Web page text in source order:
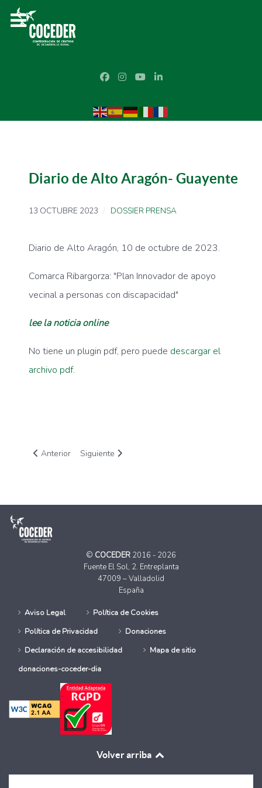
Diario de Alto Aragón- Guayente
13 OCTUBRE 2023 DOSSIER PRENSA
Diario de Alto Aragón, 10 de octubre de 2023.
Comarca Ribargorza: "Plan Innovador de apoyo
vecinal a personas con discapacidad"
lee la noticia online
No tiene un plugin pdf, pero puede descargar el
archivo pdf.
Artículo anterior: Diario de Alto Aragón- Biocuidados
Anterior Artículo siguiente: Gente despierta RNE- Juan
Siguiente
© COCEDER 2016 - 2026
Fuente El Sol, 2. Entreplanta
47009 – Valladolid
España
Aviso Legal
Política de Cookies
Política de Privacidad
Donaciones
Declaración de accesibilidad
Mapa de sitio
donaciones-coceder-dia
Volver arriba